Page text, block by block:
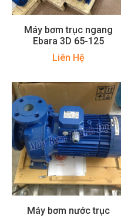
Máy bơm trục ngang
Ebara 3D 65-125
Liên Hệ
Máy bơm nước trục